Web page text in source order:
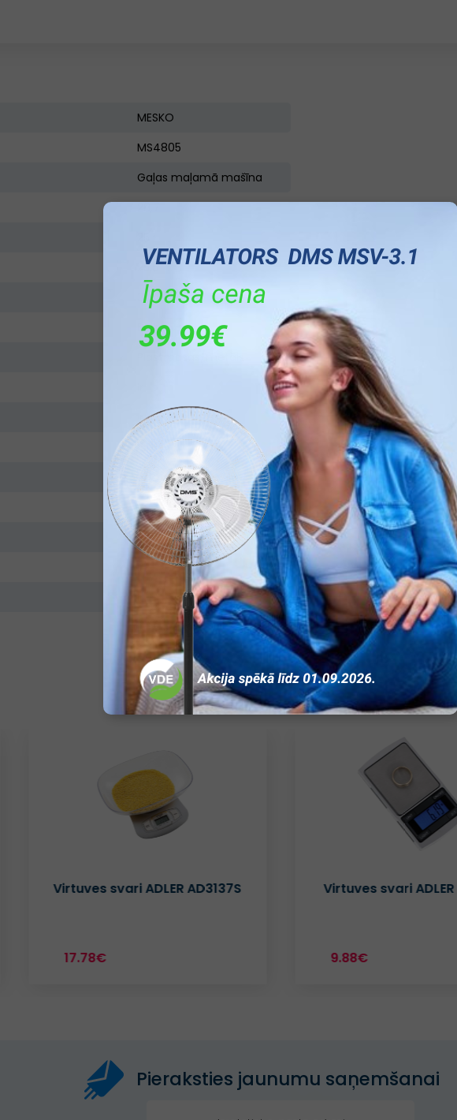
MESKO
MS4805
Gaļas maļamā mašīna
25,5
Balta
ir
600
Ir
3
Virtuves svari ADLER AD3137S
17.78€
Virtuves svari ADLER
9.88€
Pieraksties jaunumu saņemšanai